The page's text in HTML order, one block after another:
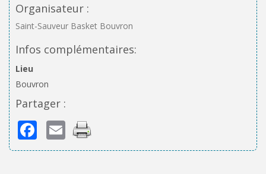
Organisateur :
Saint-Sauveur Basket Bouvron
Infos complémentaires:
Lieu
Bouvron
Partager :
Facebook
Email